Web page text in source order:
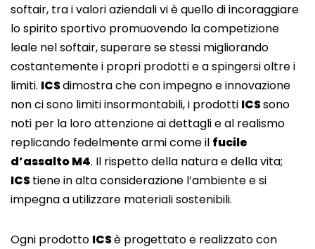
softair, tra i valori aziendali vi è quello di incoraggiare
lo spirito sportivo promuovendo la competizione
leale nel softair, superare se stessi migliorando
costantemente i propri prodotti e a spingersi oltre i
limiti. ICSdimostra che con impegno e innovazione
non ci sono limiti insormontabili, i prodotti ICSsono
noti per la loro attenzione ai dettagli e al realismo
replicando fedelmente armi come il fucile
d’assalto M4. Il rispetto della natura e della vita;
ICStiene in alta considerazione l’ambiente e si
impegna a utilizzare materiali sostenibili.
Ogni prodotto ICSè progettato e realizzato con